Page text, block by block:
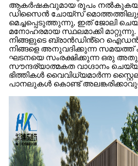
ആകർഷകവുമായ രൂപം
ഡിസൈൻ ചോയ്‌സ്
മെച്ചപ്പെടുത്തുന്നു, ഇത് ജോലി
മനോഹരമായ സ്ഥലമാക്കി
നിങ്ങളുടെ ബ്രാൻഡിൻ്റെ
നിങ്ങളെ അനുവദിക്കുന്ന സമയത്ത്
ഘടനയെ സംരക്ഷിക്കുന്ന ഒരു
സൗന്ദര്യാത്മകത വാഗ്ദാനം
ഭിത്തികൾ വൈവിധ്യമാർന്ന
പാനലുകൾ കൊണ്ട്